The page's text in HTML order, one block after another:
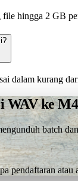
file hingga 2 GB
dalam kurang
WAV ke
batch
pendaftaran atau